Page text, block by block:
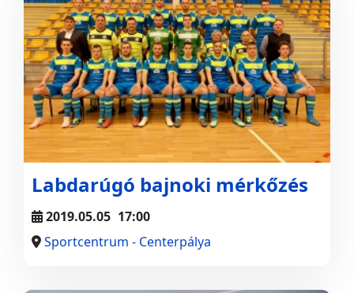
Labdarúgó bajnoki mérkőzés
2019.05.05 17:00
Sportcentrum - Centerpálya